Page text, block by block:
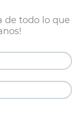
de todo lo que